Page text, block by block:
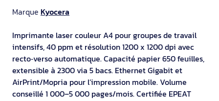
Marque Kyocera
Imprimante laser couleur A4 pour groupes de travail
intensifs, 40 ppm et résolution 1200 x 1200 dpi avec
recto‑verso automatique. Capacité papier 650 feuilles,
extensible à 2300 via 5 bacs. Ethernet Gigabit et
AirPrint/Mopria pour l’impression mobile. Volume
conseillé 1 000–5 000 pages/mois. Certifiée EPEAT